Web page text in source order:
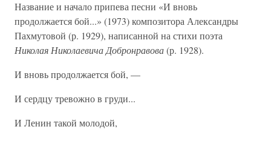
Название и начало припева песни «И вновь
продолжается бой...» (1973) композитора Александры
Пахмутовой (р. 1929), написанной на стихи поэта
Николая Николаевича Добронравова(р. 1928).
И вновь продолжается бой, —
И сердцу тревожно в груди...
И Ленин такой молодой,